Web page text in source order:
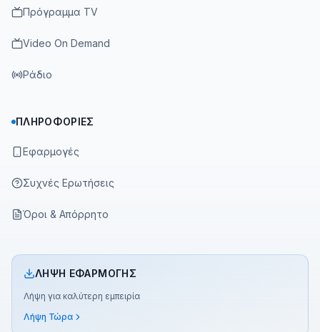
Πρόγραμμα TV
Video On Demand
Ράδιο
ΠΛΗΡΟΦΟΡΊΕΣ
Εφαρμογές
Συχνές Ερωτήσεις
Όροι & Απόρρητο
ΛΉΨΗ ΕΦΑΡΜΟΓΉΣ
Λήψη για καλύτερη εμπειρία
Λήψη Τώρα